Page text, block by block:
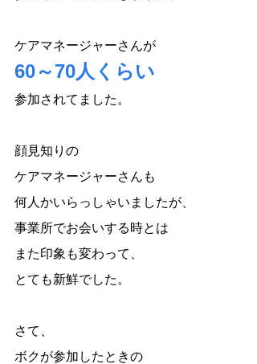
ケアマネージャーさんが
60～70人くらい
参加されてました。
顔見知りの
ケアマネージャーさんも
何人かいらっしゃいましたが、
事業所でお会いする時とは
また印象も変わって、
とても新鮮でした。
さて、
ボクが参加したときの